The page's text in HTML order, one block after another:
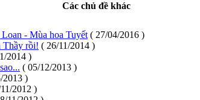
Các chủ đề khác
- Mùa hoa Tuyết ( 27/04/2016 )
Thầy rồi! ( 26/11/2014 )
2014 )
( 05/12/2013 )
2013 )
2012 )